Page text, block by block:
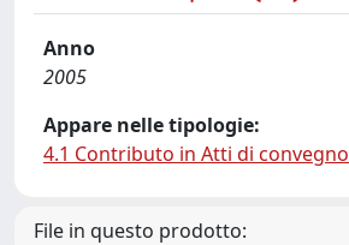
Anno
2005
Appare nelle tipologie:
4.1 Contributo in Atti di convegno
File in questo prodotto: